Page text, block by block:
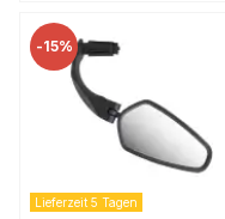
-15%
Lieferzeit 5 Tagen